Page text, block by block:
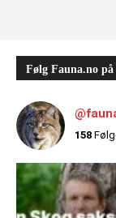
Følg Fauna.no
158